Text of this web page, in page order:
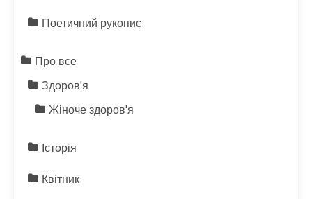
Поетичний рукопис
Про все
Здоров'я
Жіноче здоров'я
Історія
Квітник